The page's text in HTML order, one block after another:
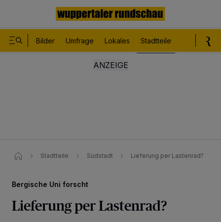
Bilder Umfrage Lokales Stadtteile
Stadtteile Südstadt Lieferung per Lastenrad?
Bergische Uni forscht
Lieferung per Lastenrad?